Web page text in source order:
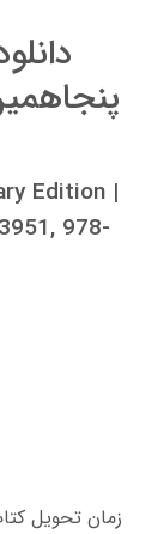
Edition |
978-